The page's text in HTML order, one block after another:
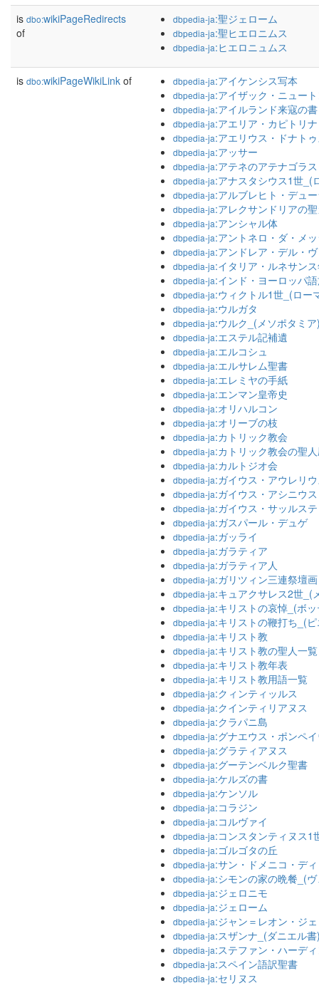
is dbo:wikiPageRedirects
of
dbpedia-ja:聖ジェローム
dbpedia-ja:聖ヒエロニムス
dbpedia-ja:ヒエロニュムス
is dbo:wikiPageWikiLink of dbpedia-ja:アイケンシス写本
dbpedia-ja:アイザック・ニュー
dbpedia-ja:アイルランド来寇の書
dbpedia-ja:アエリア・カピトリナ
dbpedia-ja:アエリウス・ドナト
dbpedia-ja:アッサー
dbpedia-ja:アテネのアテナゴラス
dbpedia-ja:アナスタシウス1世_(
dbpedia-ja:アルブレヒト・デュ
dbpedia-ja:アレクサンドリアの
dbpedia-ja:アンシャル体
dbpedia-ja:アントネロ・ダ・メ
dbpedia-ja:アンドレア・デル・
dbpedia-ja:イタリア・ルネサン
dbpedia-ja:インド・ヨーロッパ
dbpedia-ja:ウィクトル1世_(ロー
dbpedia-ja:ウルガタ
dbpedia-ja:ウルク_(メソポタミ
dbpedia-ja:エステル記補遺
dbpedia-ja:エルコシュ
dbpedia-ja:エルサレム聖書
dbpedia-ja:エレミヤの手紙
dbpedia-ja:エンマン皇帝史
dbpedia-ja:オリハルコン
dbpedia-ja:オリーブの枝
dbpedia-ja:カトリック教会
dbpedia-ja:カトリック教会の聖
dbpedia-ja:カルトジオ会
dbpedia-ja:ガイウス・アウレリ
dbpedia-ja:ガイウス・アシニウ
dbpedia-ja:ガイウス・サッルス
dbpedia-ja:ガスパール・デュゲ
dbpedia-ja:ガッライ
dbpedia-ja:ガラティア
dbpedia-ja:ガラティア人
dbpedia-ja:ガリツィン三連祭壇画
dbpedia-ja:キュアクサレス2世_(
dbpedia-ja:キリストの哀悼_(ボ
dbpedia-ja:キリストの鞭打ち_(
dbpedia-ja:キリスト教
dbpedia-ja:キリスト教の聖人一覧
dbpedia-ja:キリスト教年表
dbpedia-ja:キリスト教用語一覧
dbpedia-ja:クィンティッルス
dbpedia-ja:クインティリアヌス
dbpedia-ja:クラパニ島
dbpedia-ja:グナエウス・ポンペ
dbpedia-ja:グラティアヌス
dbpedia-ja:グーテンベルク聖書
dbpedia-ja:ケルズの書
dbpedia-ja:ケンソル
dbpedia-ja:コラジン
dbpedia-ja:コルヴァイ
dbpedia-ja:コンスタンティヌス1
dbpedia-ja:ゴルゴタの丘
dbpedia-ja:サン・ドメニコ・デ
dbpedia-ja:シモンの家の晩餐_(
dbpedia-ja:ジェロニモ
dbpedia-ja:ジェローム
dbpedia-ja:ジャン＝レオン・ジ
dbpedia-ja:スザンナ_(ダニエル
dbpedia-ja:ステファン・ハーデ
dbpedia-ja:スペイン語訳聖書
dbpedia-ja:セリヌス